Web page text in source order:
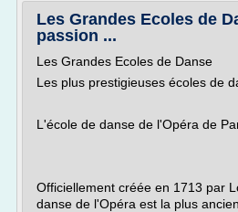
Les Grandes Ecoles de
passion ...
Les Grandes Ecoles de Danse
Les plus prestigieuses écoles de
L'école de danse de l'Opéra de
Officiellement créée en 1713 par
danse de l'Opéra est la plus